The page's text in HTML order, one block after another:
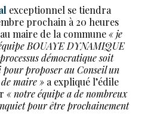
exceptionnel se tiendra
prochain à 20 heures
maire de la commune« je
BOUAYE DYNAMIQUE
démocratique soit
proposer au Conseil un
maire » a expliqué l’édile
« notre équipe a de nombreux
pour être prochainement